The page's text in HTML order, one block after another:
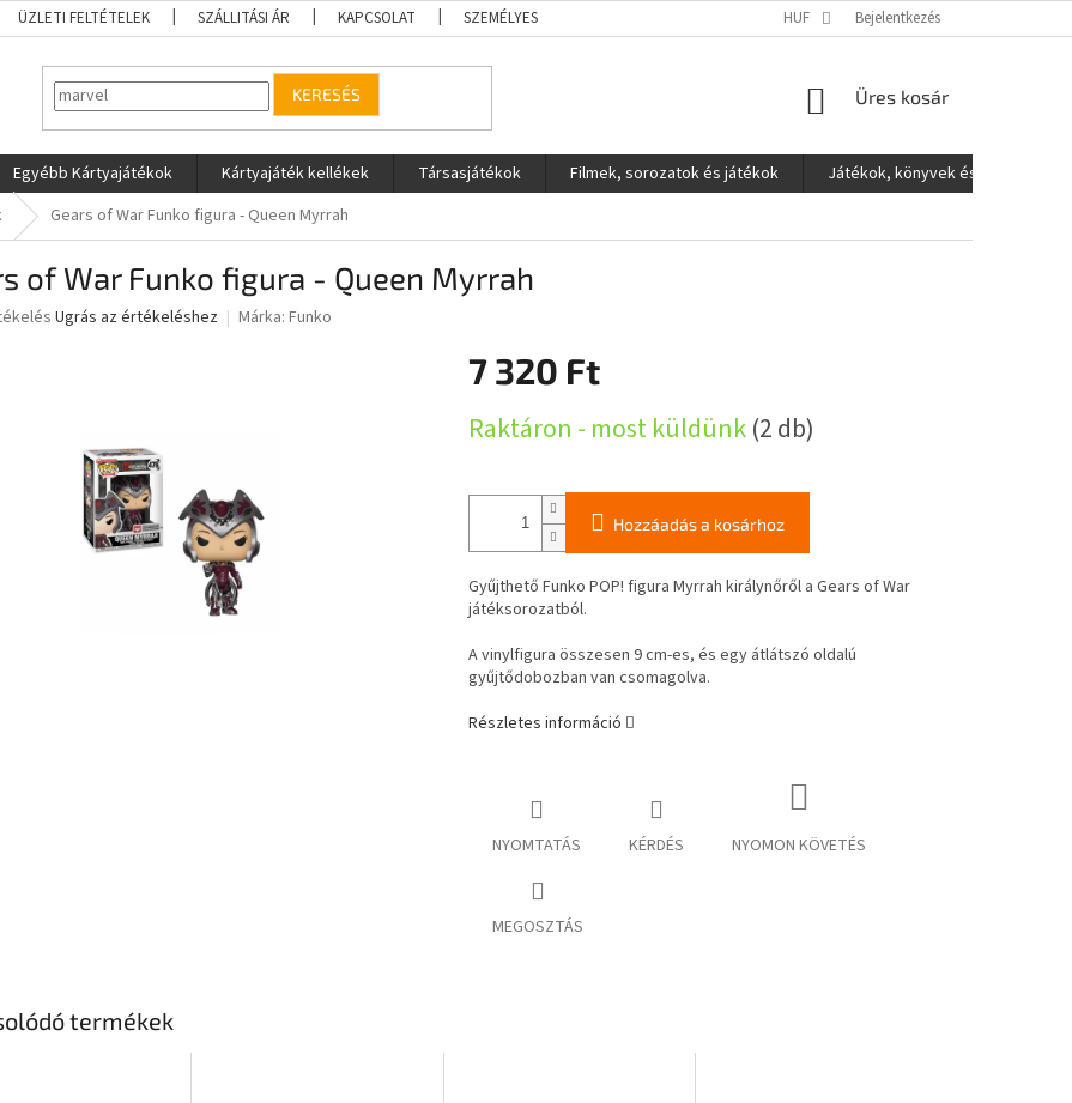
ÜZLETI FELTÉTELEK SZÁLLITÁSI ÁR KAPCSOLAT SZEMÉLYES ADATOK VÉDELME HUF Bejelentkezés
KERESÉS KOSÁR
Üres kosár
Egyébb Kártyajátékok Kártyajáték kellékek Társasjátékok Filmek, sorozatok és játékok
Játékok, könyvek és egyéb
Gears of War Funko figura - Queen Myrrah
of War Funko figura - Queen Myrrah
Ugrás az értékeléshez Márka: Funko
7 320 Ft
Raktáron - most küldünk(2 db)
Hozzáadás a kosárhoz
Gyűjthető Funko POP! figura Myrrah királynőről a Gears of War
játéksorozatból.
A vinylfigura összesen 9 cm-es, és egy átlátszó oldalú
gyűjtődobozban van csomagolva.
Részletes információ
NYOMTATÁS KÉRDÉS NYOMON KÖVETÉS
MEGOSZTÁS
termékek